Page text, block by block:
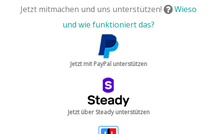
Jetzt mitmachen und uns unterstützen!
Wieso
und wie funktioniert das?
Jetzt mit PayPal unterstützen
Jetzt über Steady unterstützen